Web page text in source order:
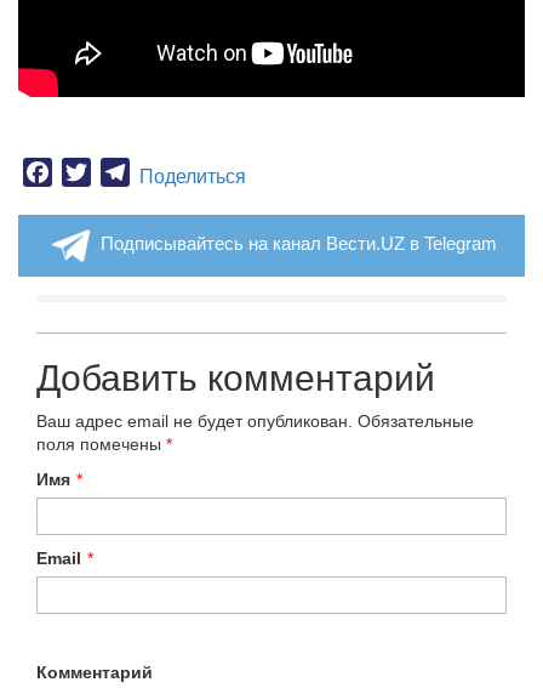
Facebook
TwitterTelegram
Поделиться
Подписывайтесь на канал Вести.UZ в Telegram
Добавить комментарий
Ваш адрес email не будет опубликован. Обязательные
поля помечены *
Имя *
Email *
Комментарий